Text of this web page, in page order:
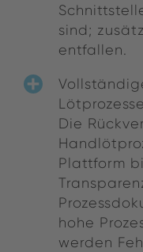
sind;
entfallen.
Die
Plattform
hohe
werden